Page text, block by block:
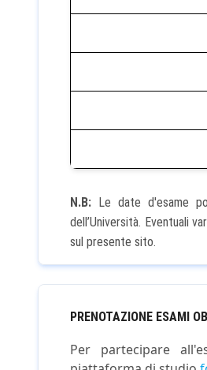
N.B: Le date d'esame
dell’Università. Eventuali
sul presente sito.
PRENOTAZIONE ESAMI
Per partecipare